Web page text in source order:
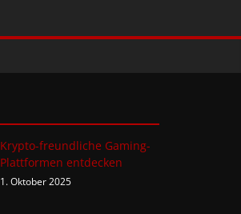
Krypto-freundliche Gaming-
Plattformen entdecken
1. Oktober 2025